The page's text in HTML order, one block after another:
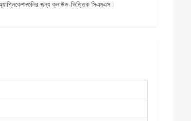
জন্য ক্লাউড-ভিত্তিক সিএমএস।